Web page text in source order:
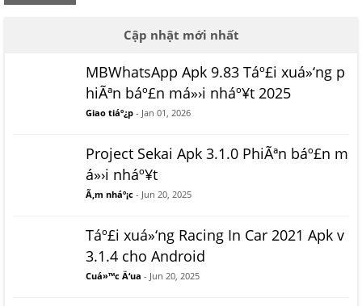
Cập nhật mới nhất
MBWhatsApp Apk 9.83 Táº£i xuá»‘ng p
hiÃªn báº£n má»›i nháº¥t 2025
Giao tiáº¿p - Jan 01, 2026
Project Sekai Apk 3.1.0 PhiÃªn báº£n m
á»›i nháº¥t
Ã‚m nháº¡c - Jun 20, 2025
Táº£i xuá»‘ng Racing In Car 2021 Apk v
3.1.4 cho Android
Cuá»™c Ä‘ua - Jun 20, 2025